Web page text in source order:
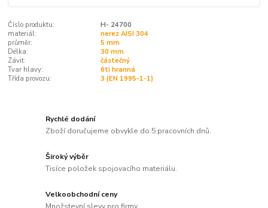
Číslo produktu:
H- 24700
materiál:
nerez AISI 304
průměr:
5 mm
Délka:
30 mm
Závit:
částečný
Tvar hlavy:
6ti hranná
Třída provozu:
3 (EN 1995-1-1)
Rychlé dodání
Zboží doručujeme obvykle do 5 pracovních dnů.
Široký výběr
Tisíce položek spojovacího materiálu.
Velkoobchodní ceny
Množstevní slevy pro firmy.